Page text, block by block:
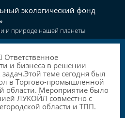
экологический фонд
и природе нашей планеты
Ответственное
и бизнеса в решении
теме сегодня был
в Торгово-промышленной
области. Мероприятие было
ЛУКОЙЛ совместно с
области и ТПП.